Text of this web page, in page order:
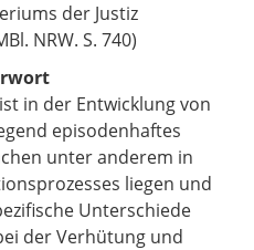
der Justiz
NRW. S. 740)
in der Entwicklung von
episodenhaftes
unter anderem in
liegen und
Unterschiede
der Verhütung und